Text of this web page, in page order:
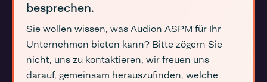
besprechen.
Sie wollen wissen, was Audion ASPM für Ihr
Unternehmen bieten kann? Bitte zögern Sie
nicht, uns zu kontaktieren, wir freuen uns
darauf, gemeinsam herauszufinden, welche